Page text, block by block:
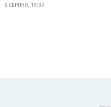
6 СЕРПНЯ, 19:39